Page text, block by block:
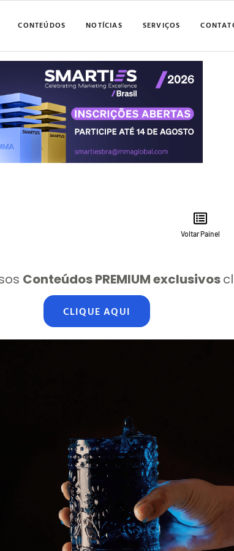
CONTEÚDOS NOTÍCIAS SERVIÇOS
Voltar Painel
Conteúdos PREMIUM exclusivos
CLIQUE AQUI